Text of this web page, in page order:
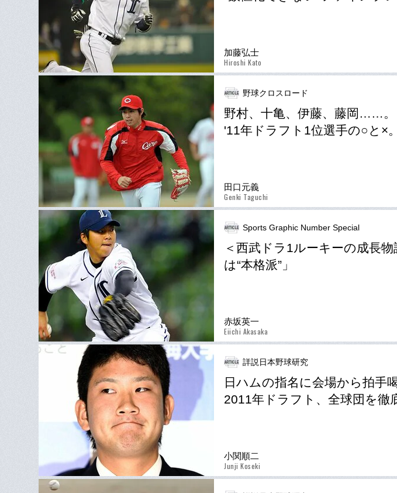
加藤弘士
Hiroshi Kato
野球クロスロード
野村、十亀、伊藤、藤岡……。
'11年ドラフト1位選手の○と×。
田口元義
Genki Taguchi
Sports Graphic Number Special
＜西武ドラ1ルーキーの成長
は“本格派”」
赤坂英一
Eiichi Akasaka
詳説日本野球研究
日ハムの指名に会場から拍手
2011年ドラフト、全球団を徹
小関順二
Junji Koseki